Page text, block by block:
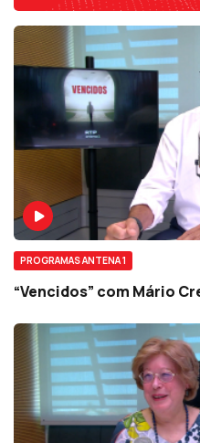
PROGRAMAS ANTENA 1
“Vencidos” com Mário